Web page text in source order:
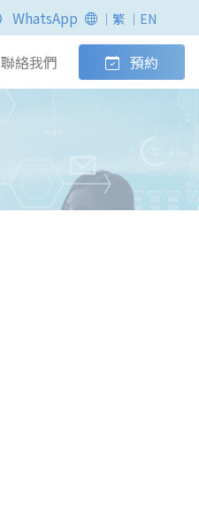
WhatsApp ｜繁 ｜EN
聯絡我們 預約